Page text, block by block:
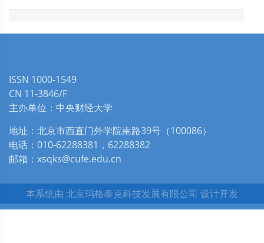
ISSN 1000-1549
CN 11-3846/F
主办单位：中央财经大学
地址：北京市西直门外学院南路39号（100086）
电话：010-62288381，62288382
邮箱：xsqks@cufe.edu.cn
本系统由 北京玛格泰克科技发展有限公司 设计开发